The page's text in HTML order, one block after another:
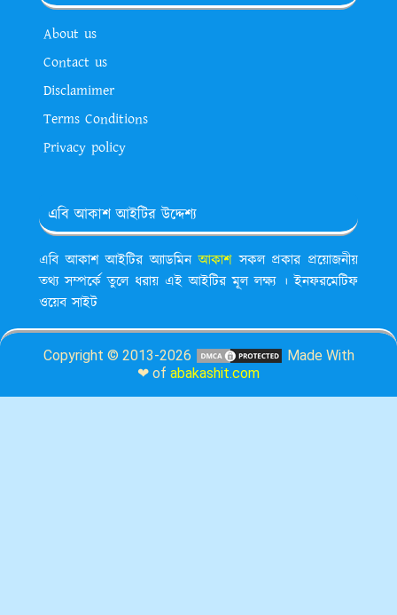
About us
Contact us
Disclamimer
Terms Conditions
Privacy policy
এবি আকাশ আইটির উদ্দেশ্য
এবি আকাশ আইটির অ্যাডমিনআকাশসকল প্রকার প্রয়োজনীয়
তথ্য সম্পর্কে তুলে ধরায় এই আইটির মূল লক্ষ্য । ইনফরমেটিফ
ওয়েব সাইট
Copyright © 2013-2026
Made With
❤ of abakashit.com